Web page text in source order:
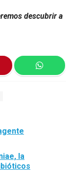
descubrir a
la